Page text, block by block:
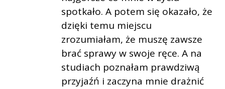
spotkało. A potem się okazało, że
dzięki temu miejscu
zrozumiałam, że muszę zawsze
brać sprawy w swoje ręce. A na
studiach poznałam prawdziwą
przyjaźń i zaczyna mnie drażnić